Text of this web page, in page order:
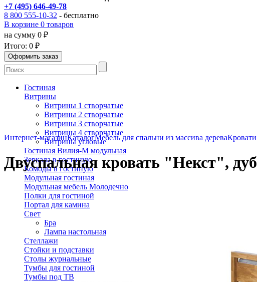
+7 (495) 646-49-78
8 800 555-10-32 - бесплатно
В корзине 0 товаров
на сумму 0 ₽
Итого: 0 ₽
Гостиная
Витрины
Витрины 1 створчатые
Витрины 2 створчатые
Витрины 3 створчатые
Витрины 4 створчатые
Витрины угловые
Гостиная Вилия-М модульная
Зеркала в гостиную
Комоды в гостиную
Модульная гостиная
Модульная мебель Молодечно
Полки для гостиной
Портал для камина
Свет
Бра
Лампа настольная
Стеллажи
Стойки и подставки
Столы журнальные
Тумбы для гостиной
Тумбы под ТВ
Интернет-магазинКаталогМебель для спальни из массива дереваКровати
Двуспальная кровать "Некст",